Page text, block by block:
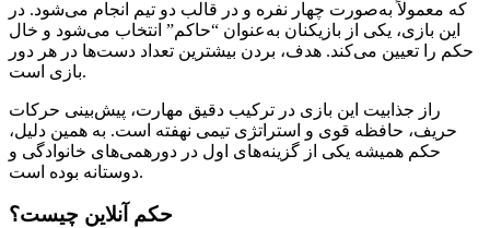
که معمولاً به‌صورت چهار نفره و در قالب دو تیم انجام می‌شود. در
این بازی، یکی از بازیکنان به‌عنوان “حاکم” انتخاب می‌شود و خال
حکم را تعیین می‌کند. هدف، بردن بیشترین تعداد دست‌ها در هر دور
بازی است.
راز جذابیت این بازی در ترکیب دقیق مهارت، پیش‌بینی حرکات
حریف، حافظه قوی و استراتژی تیمی نهفته است. به همین دلیل،
حکم همیشه یکی از گزینه‌های اول در دورهمی‌های خانوادگی و
دوستانه بوده است.
حکم آنلاین چیست؟